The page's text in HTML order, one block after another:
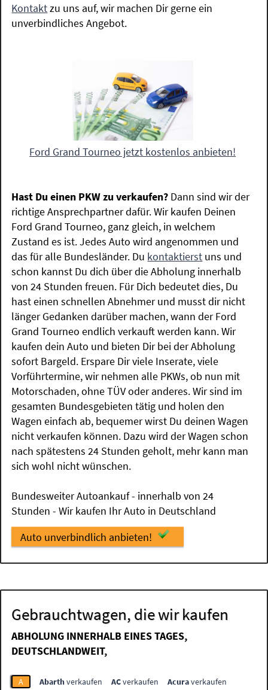
Kontaktzu uns auf, wir machen Dir gerne ein
unverbindliches Angebot.
Ford Grand Tourneo jetzt kostenlos anbieten!
Hast Du einen PKW zu verkaufen? Dann sind wir der
richtige Ansprechpartner dafür. Wir kaufen Deinen
Ford Grand Tourneo, ganz gleich, in welchem
Zustand es ist. Jedes Auto wird angenommen und
das für alle Bundesländer. Du kontaktierst uns und
schon kannst Du dich über die Abholung innerhalb
von 24 Stunden freuen. Für Dich bedeutet dies, Du
hast einen schnellen Abnehmer und musst dir nicht
länger Gedanken darüber machen, wann der Ford
Grand Tourneo endlich verkauft werden kann. Wir
kaufen dein Auto und bieten Dir bei der Abholung
sofort Bargeld. Erspare Dir viele Inserate, viele
Vorführtermine, wir nehmen alle PKWs, ob nun mit
Motorschaden, ohne TÜV oder anderes. Wir sind im
gesamten Bundesgebieten tätig und holen den
Wagen einfach ab, bequemer wirst Du deinen Wagen
nicht verkaufen können. Dazu wird der Wagen schon
nach spätestens 24 Stunden geholt, mehr kann man
sich wohl nicht wünschen.
Bundesweiter Autoankauf - innerhalb von 24
Stunden - Wir kaufen Ihr Auto in Deutschland
Auto unverbindlich anbieten!
Gebrauchtwagen, die wir kaufen
ABHOLUNG INNERHALB EINES TAGES,
DEUTSCHLANDWEIT,
A Abarthverkaufen ACverkaufen Acuraverkaufen